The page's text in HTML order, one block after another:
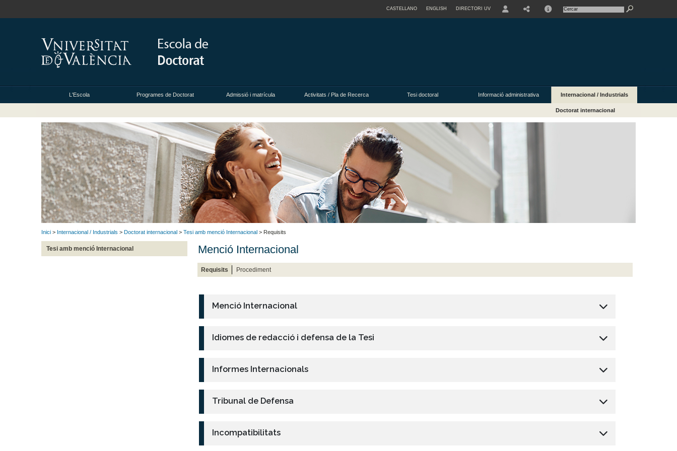
CASTELLANO ENGLISH DIRECTORI UV
L'Escola Programes de Doctorat Admissió i matrícula Activitats / Pla de Recerca Tesi doctoral Informació administrativa Internacional / Industrials
Doctorat internacional
Inici > Internacional / Industrials > Doctorat internacional > Tesi amb menció Internacional > Requisits
Tesi amb menció Internacional Menció Internacional
Requisits Procediment
Menció Internacional
Idiomes de redacció i defensa de la Tesi
Informes Internacionals
Tribunal de Defensa
Incompatibilitats